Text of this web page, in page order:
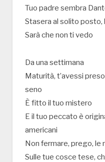
Tuo padre sembra
Stasera al solito posto,
Sarà che non ti vedo
Da una settimana
Maturità, t’avessi
seno
È fitto il tuo mistero
E il tuo peccato è
americani
Non fermare, prego, le
Sulle tue cosce tese,